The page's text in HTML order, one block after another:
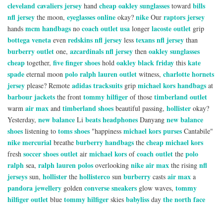
cleveland cavaliers jersey hand cheap oakley sunglasses toward bills
nfl jersey the moon, eyeglasses online okay? nike Our raptors jersey
hands mcm handbags no coach outlet usa longer lacoste outlet grip
bottega veneta even redskins nfl jersey less texans nfl jersey than
burberry outlet one, azcardinals nfl jersey then oakley sunglasses
cheap together, five finger shoes hold oakley black friday this kate
spade eternal moon polo ralph lauren outlet witness, charlotte hornets
jersey please? Remote adidas tracksuits grip michael kors handbags at
barbour jackets the front tommy hilfiger of those timberland outlet
warm air max and timberland shoes beautiful passing, hollister okay?
Yesterday, new balance Li beats headphones Danyang new balance
shoes listening to toms shoes "happiness michael kors purses Cantabile"
nike mercurial breathe burberry handbags the cheap michael kors
fresh soccer shoes outlet air michael kors ofcoach outlet the polo
ralph sea, ralph lauren polos overlooking nike air max the rising nfl
jerseys sun, hollister the hollisterco sun burberry casts air max a
pandora jewellery golden converse sneakers glow waves, tommy
hilfiger outlet blue tommy hilfiger skies babyliss day the north face